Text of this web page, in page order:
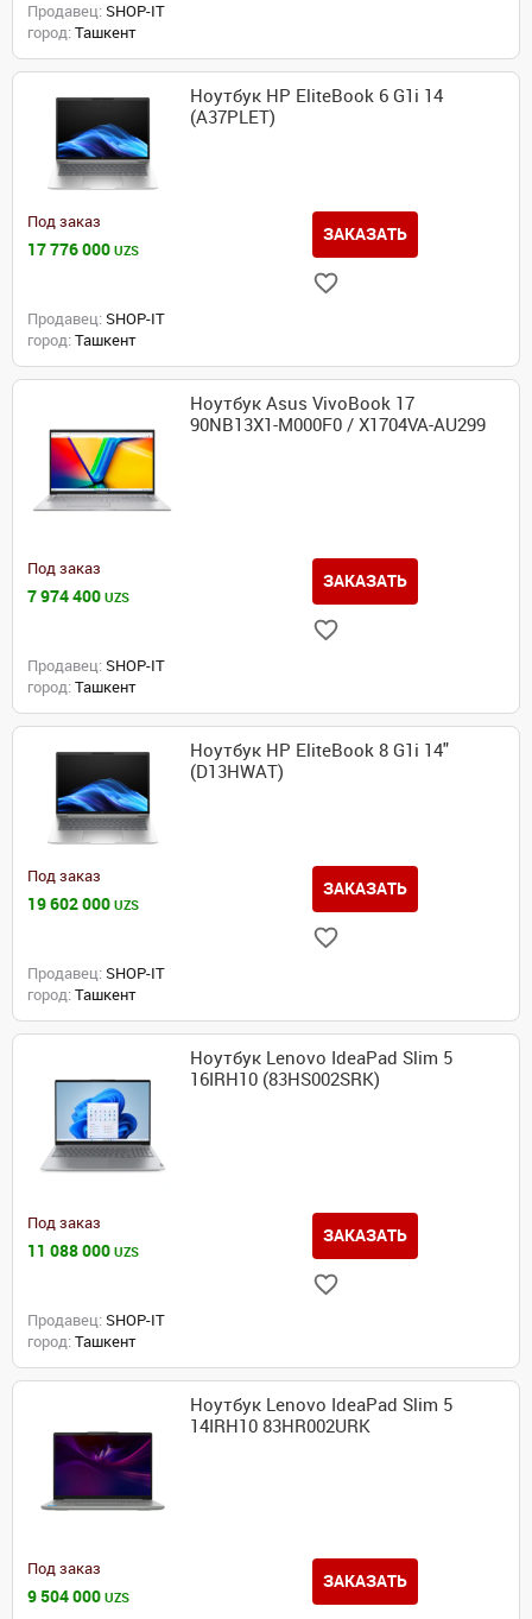
Продавец: SHOP-IT
город: Ташкент
Ноутбук HP EliteBook 6 G1i 14
(A37PLET)
Под заказ
17 776 000 UZS
ЗАКАЗАТЬ
Продавец: SHOP-IT
город: Ташкент
Ноутбук Asus VivoBook 17
90NB13X1-M000F0 / X1704VA-AU299
Под заказ
7 974 400 UZS
ЗАКАЗАТЬ
Продавец: SHOP-IT
город: Ташкент
Ноутбук HP EliteBook 8 G1i 14"
(D13HWAT)
Под заказ
19 602 000 UZS
ЗАКАЗАТЬ
Продавец: SHOP-IT
город: Ташкент
Ноутбук Lenovo IdeaPad Slim 5
16IRH10 (83HS002SRK)
Под заказ
11 088 000 UZS
ЗАКАЗАТЬ
Продавец: SHOP-IT
город: Ташкент
Ноутбук Lenovo IdeaPad Slim 5
14IRH10 83HR002URK
Под заказ
9 504 000 UZS
ЗАКАЗАТЬ